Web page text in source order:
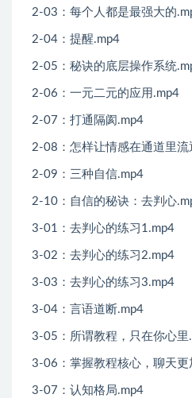
2-03：每个人都是最强大的
2-04：提醒.mp4
2-05：秘诀的底层操作系统
2-06：一元二元的应用.mp4
2-07：打通隔阂.mp4
2-08：怎样让情感在通道里流
2-09：三种自信.mp4
2-10：自信的秘诀：去判心
3-01：去判心的练习1.mp4
3-02：去判心的练习2.mp4
3-03：去判心的练习3.mp4
3-04：言语道断.mp4
3-05：所谓教程，只在你心里
3-06：掌握教程核心，聊天更
3-07：认知格局.mp4